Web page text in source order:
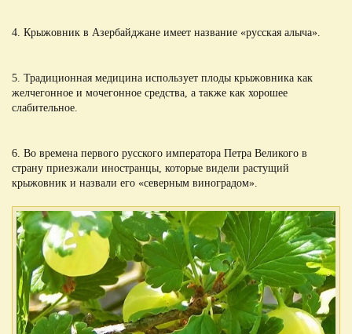
4. Крыжовник в Азербайджане имеет название «русская алыча».
5. Традиционная медицина использует плоды крыжовника как
желчегонное и мочегонное средства, а также как хорошее
слабительное.
6. Во времена первого русского императора Петра Великого в
страну приезжали иностранцы, которые видели растущий
крыжовник и назвали его «северным виноградом».